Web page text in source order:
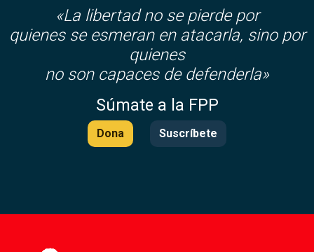
«La libertad no se pierde por
quienes se esmeran en atacarla, sino por
quienes
no son capaces de defenderla»
Súmate a la FPP
Dona Suscríbete